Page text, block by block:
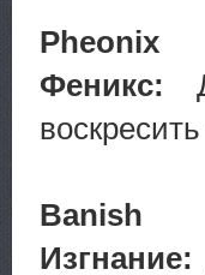
Pheonix
Феникс:
Banish
Изгнание: